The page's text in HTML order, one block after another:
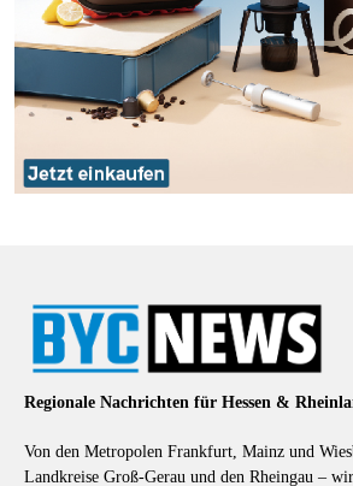
Regionale Nachrichten für Hessen &
Von den Metropolen Frankfurt, Mainz und
Landkreise Groß-Gerau und den Rheingau –